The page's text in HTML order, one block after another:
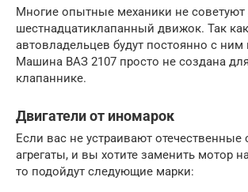
Многие опытные механики не советуют
шестнадцатиклапанный движок. Так
автовладельцев будут постоянно с
Машина ВАЗ 2107 просто не создана
клапаннике.
Двигатели от иномарок
Если вас не устраивают
агрегаты, и вы хотите заменить мотор
то подойдут следующие марки: